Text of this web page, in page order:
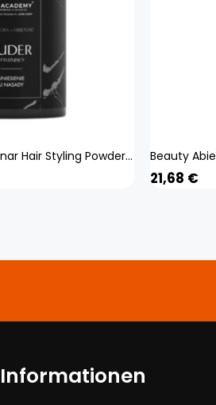
Hair & Beauty Akpinar Hair Styling Powder for Texture and Volume 10g WS Ac
21,68 €
Informationen